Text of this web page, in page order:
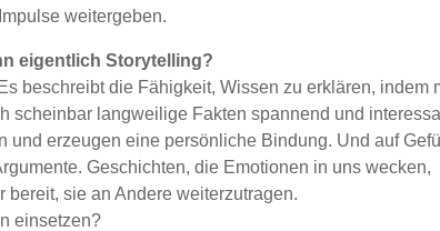
weitergeben.
eigentlich Storytelling?
beschreibt die Fähigkeit, Wissen zu erklären, indem
scheinbar langweilige Fakten spannend und
und erzeugen eine persönliche Bindung. Und auf
Geschichten, die Emotionen in uns wecken,
sie an Andere weiterzutragen.
einsetzen?